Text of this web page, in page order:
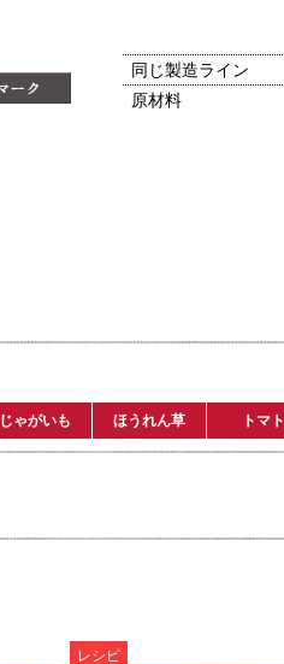
同じ製造ライン
原材料
じゃがいも ほうれん草 トマト
レシピ